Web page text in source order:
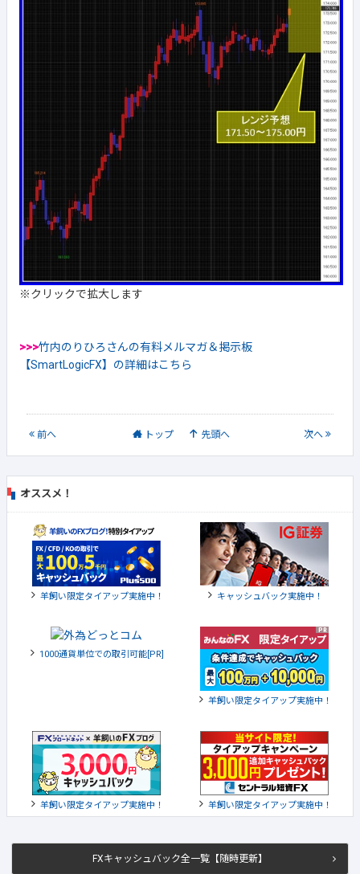
※クリックで拡大します
>>>竹内のりひろさんの有料メルマガ＆掲示板
【SmartLogicFX】の詳細はこちら
前へ トップ 先頭へ 次へ
FXキャッシュバック全一覧【随時更新】
オススメ！
羊飼い限定タイアップ実施中！ キャッシュバック実施中！
1000通貨単位での取引可能[PR]
羊飼い限定タイアップ実施中！
羊飼い限定タイアップ実施中！ 羊飼い限定タイアップ実施中！